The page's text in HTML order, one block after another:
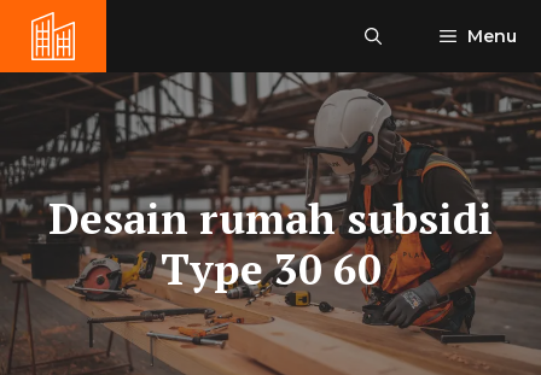
content
Menu
Desain rumah subsidi
Type 30 60